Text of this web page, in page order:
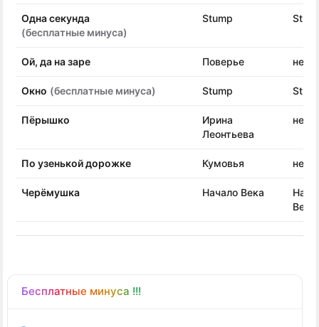
Бесплатные минуса !!!
Одна секунда
(бесплатные минуса)
Stump
Ой, да на заре Поверье
Окно (бесплатные минуса) Stump
Пёрышко
Ирина
Леонтьева
По узенькой дорожке Кумовья
Черёмушка Начало Века
Века